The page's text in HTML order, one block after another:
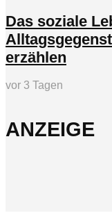
Das soziale
erzählen
vor 3 Tagen
ANZEIGE